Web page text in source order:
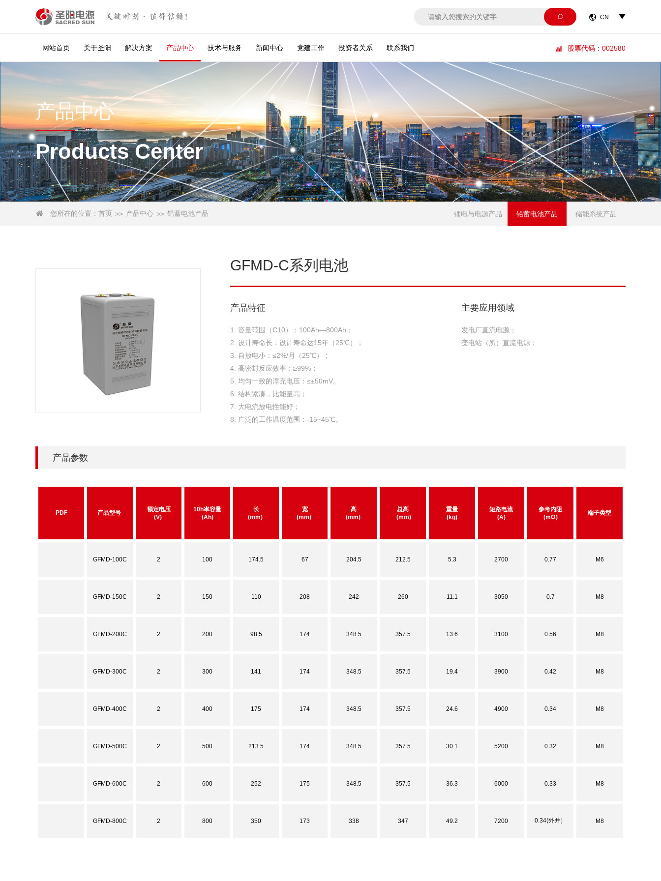
关键时刻·值得信赖！   CN 
网站首页 关于圣阳 解决方案 产品中心 技术与服务 新闻中心 党建工作 投资者关系 联系我们  股票代码：002580
产品中心
Products Center
 您所在的位置： 首页 >> 产品中心 >> 铅蓄电池产品 锂电与电源产品 铅蓄电池产品 储能系统产品
GFMD-C系列电池
产品特征
1. 容量范围（C10）：100Ah—800Ah；
2. 设计寿命长：设计寿命达15年（25℃）；
3. 自放电小：≤2%/月（25℃）；
4. 高密封反应效率：≥99%；
5. 均匀一致的浮充电压：≤±50mV。
6. 结构紧凑，比能量高；
7. 大电流放电性能好；
8. 广泛的工作温度范围：-15~45℃。
主要应用领域
发电厂直流电源；
变电站（所）直流电源；
产品参数
PDF 产品型号
额定电压
(V)
10h率容量
(Ah)
长
(mm)
宽
(mm)
高
(mm)
总高
(mm)
重量
(kg)
短路电流
(A)
参考内阻
(mΩ)
端子类型
GFMD-100C 2 100 174.5 67 204.5 212.5 5.3 2700 0.77 M6
GFMD-150C 2 150 110 208 242 260 11.1 3050 0.7 M8
GFMD-200C 2 200 98.5 174 348.5 357.5 13.6 3100 0.56 M8
GFMD-300C 2 300 141 174 348.5 357.5 19.4 3900 0.42 M8
GFMD-400C 2 400 175 174 348.5 357.5 24.6 4900 0.34 M8
GFMD-500C 2 500 213.5 174 348.5 357.5 30.1 5200 0.32 M8
GFMD-600C 2 600 252 175 348.5 357.5 36.3 6000 0.33 M8
GFMD-800C 2 800 350 173 338 347 49.2 7200 0.34(外并） M8